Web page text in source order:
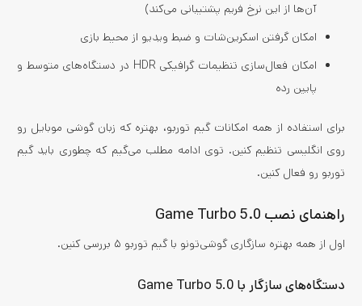
آن‌ها از این نرخ فریم پشتیبانی می‌کند)
امکان گرفتن اسکرین‌شات و ضبط ویدیو از محیط بازی
امکان فعال‌سازی تنظیمات گرافیکی HDR در دستگاه‌های متوسط و
پایین رده
برای استفاده از همه امکانات گیم توربو، بهتره که زبان گوشی موبایل رو
روی انگلیسی تنظیم کنین. توی ادامه مطلب می‌گیم که چطوری باید گیم
توربو رو فعال کنین.
راهنمای نصب Game Turbo 5.0
اول از همه بهتره سازگاری گوشی‌تونو با گیم توربو ۵ بررسی کنین.
دستگاه‌های سازگار با Game Turbo 5.0